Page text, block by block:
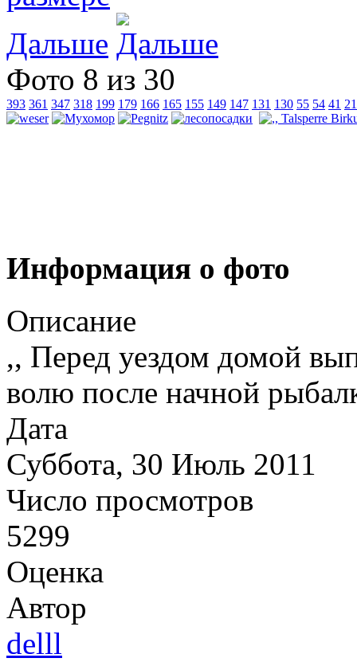
Дальше
Фото 8 из 30
393 361 347 318 199 179 166 165 155 149 147 131 130 55 54 41 21
Информация о фото
Описание
,, Перед уездом домой
волю после начной
Дата
Суббота, 30 Июль 2011
Число просмотров
5299
Оценка
Автор
delll